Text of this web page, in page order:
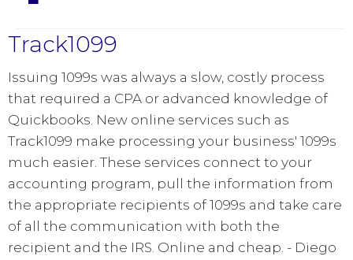
Track1099
Issuing 1099s was always a slow, costly process
that required a CPA or advanced knowledge of
Quickbooks. New online services such as
Track1099 make processing your business' 1099s
much easier. These services connect to your
accounting program, pull the information from
the appropriate recipients of 1099s and take care
of all the communication with both the
recipient and the IRS. Online and cheap. - Diego